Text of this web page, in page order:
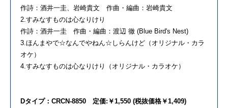
作詩：酒井一圭、岩崎貴文 作曲・編曲：岩崎貴文
2.すみなすものは心なりけり
作詩：酒井一圭 作曲・編曲：渡辺 徹 (Blue Bird's Nest)
3.ほんまやで☆なんでやねん☆しらんけど（オリジナル・ カラ
オケ）
4.すみなすものは心なりけり（オリジナル・カラオケ）
Dタイプ：CRCN-8850 定価:￥1,550 (税抜価格￥1,409)